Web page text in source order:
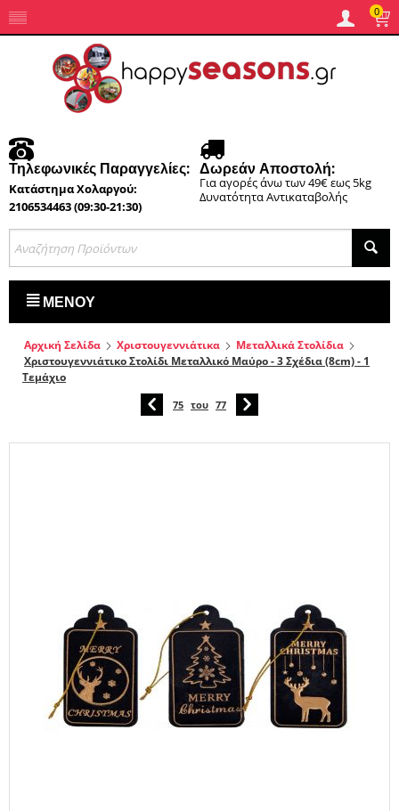
0
Τηλεφωνικές Παραγγελίες:
Κατάστημα Χολαργού:
2106534463 (09:30-21:30)
Δωρεάν Αποστολή:
Για αγορές άνω των 49€ εως 5kg
Δυνατότητα Αντικαταβολής
ΜΕΝΟΎ
Αρχική Σελίδα Χριστουγεννιάτικα
Μεταλλικά Στολίδια
Χριστουγεννιάτικο Στολίδι Μεταλλικό Μαύρο - 3 Σχέδια (8cm) - 1
Τεμάχιο
75 του 77